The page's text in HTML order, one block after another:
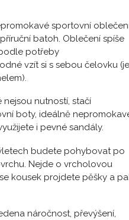
sportovní
batoh. Oblečení spíše
potřeby
vzít si s sebou čelovku (je
nutností, stačí
boty, ideálně
i pevné sandály.
budete pohybovat po
Nejde o vrcholovou
kousek projdete pěšky a
náročnost, převýšení,